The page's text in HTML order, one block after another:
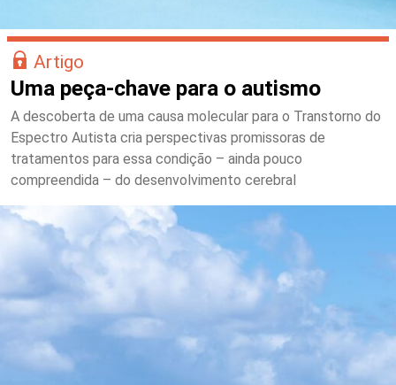
Artigo
Uma peça-chave para o autismo
A descoberta de uma causa molecular para o Transtorno do
Espectro Autista cria perspectivas promissoras de
tratamentos para essa condição – ainda pouco
compreendida – do desenvolvimento cerebral